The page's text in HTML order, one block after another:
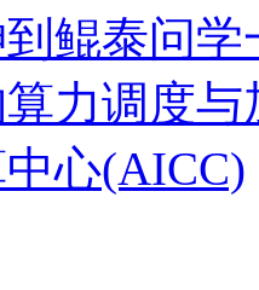
鲲泰问学
力调度与
心(AICC)